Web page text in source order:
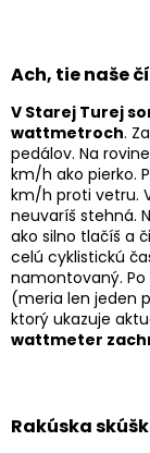
Ach, tie naše
V Starej Turej
wattmetroch.
pedálov. Na
km/h ako pierko.
km/h proti vetru.
neuvaríš stehná.
ako silno tlačíš a
celú cyklistickú
namontovaný.
(meria len jeden
ktorý ukazuje
wattmeter
Rakúska